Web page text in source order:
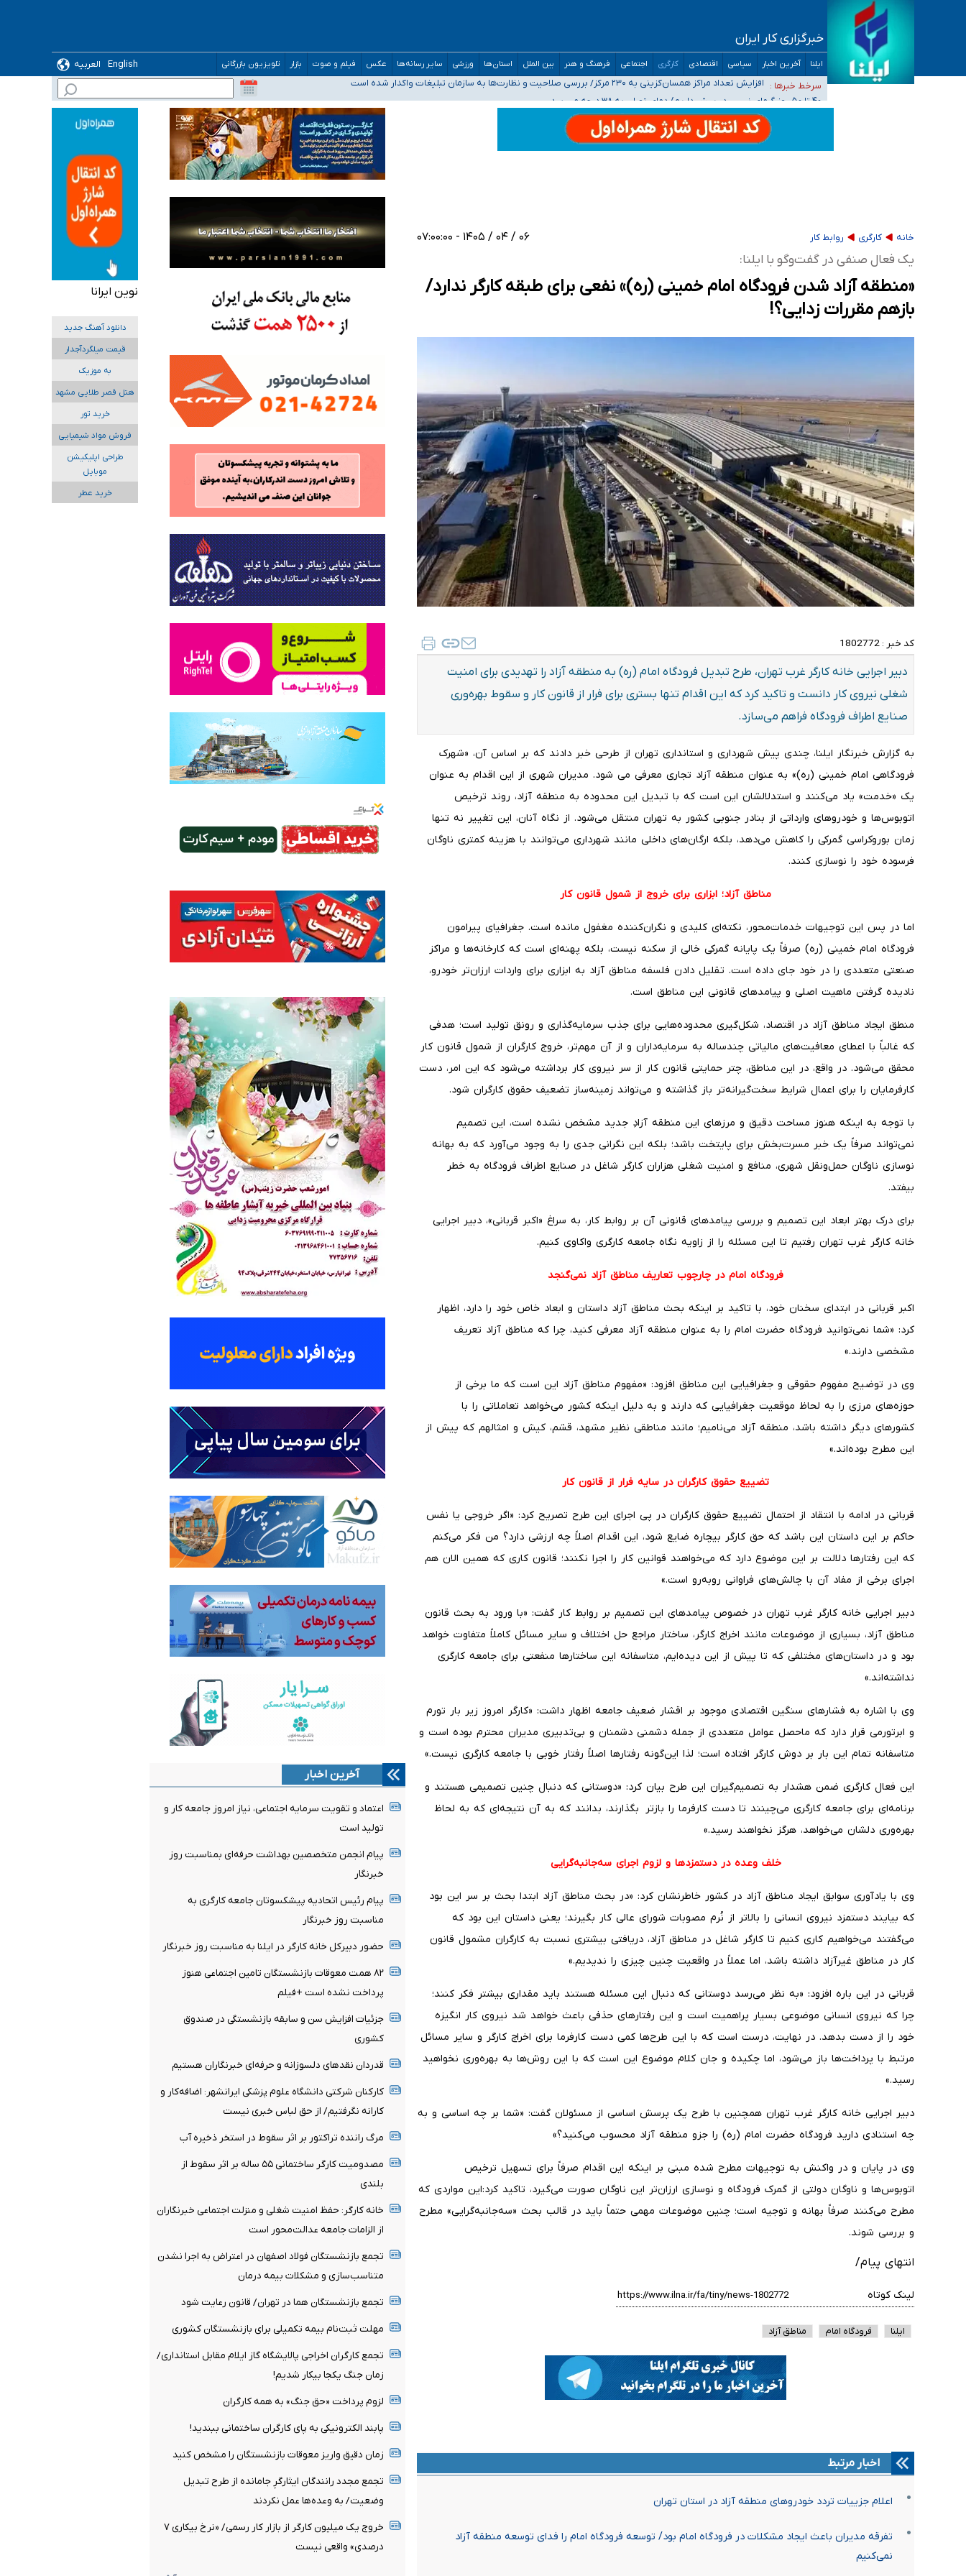
خبرگزاری کار ایران
ایلنا آخرین اخبار سیاسی اقتصادی کارگری اجتماعی فرهنگ و هنر بین الملل استان‌ها ورزشی سایر رسانه‌ها عکس فیلم و صوت بازار تلویزیون بازرگانی English
العربیه
سرخط خبرها :
ضرورت آموزش حریم خصوصی در فضای آنلاین در مدارس/ هزینه‌های سنگین اجتماعی انتشار تصاویر خصوصی برای قربانیان/ سوءاستفاده
مجرمان از ترس رسواییافزایش تعداد مراکز همسان‌گزینی به ۲۳۰ مرکز/ بررسی صلاحیت و نظارت‌ها به سازمان تبلیغات واگذار شده است
۴۰ تا ۵۰ روز گرمای نسبی در پیش داریم/ دمای تهران به ۳۸ درجه می‌رسد
موضع وزارت بهداشت درباره ظرفیت پزشکی کنکور ۱۴۰۵: خواستار اصلاح ظرفیت‌ها هستیم، اما هنوز پاسخ مشخصی نگرفته‌ایم
تعویق آزمون ورودی دکترای تخصصی فرماندهی صحنه عملیات و دکترای تخصصی جغرافیای نظامی دافوس آجا
خانه کارگری روابط کار ۰۶ / ۰۴ / ۱۴۰۵ - ۰۷:۰۰:۰۰
یک فعال صنفی در گفت‌وگو با ایلنا:
«منطقه آزاد شدن فرودگاه امام خمینی (ره)» نفعی برای طبقه کارگر ندارد/
بازهم مقررات زدایی؟!
کد خبر : 1802772
دبیر اجرایی خانه کارگر غرب تهران، طرح تبدیل فرودگاه امام (ره) به منطقه آزاد را تهدیدی برای امنیت
شغلی نیروی کار دانست و تاکید کرد که این اقدام تنها بستری برای فرار از قانون کار و سقوط بهره‌وری
صنایع اطراف فرودگاه فراهم می‌سازد.
به گزارش خبرنگار ایلنا، چندی پیش شهرداری و استانداری تهران از طرحی خبر دادند که بر اساس آن، «شهرک
فرودگاهی امام خمینی (ره)» به عنوان منطقه آزاد تجاری معرفی می شود. مدیران شهری از این اقدام به عنوان
یک «خدمت» یاد می‌کنند و استدلالشان این است که با تبدیل این محدوده به منطقه آزاد، روند ترخیص
اتوبوس‌ها و خودروهای وارداتی از بنادر جنوبی کشور به تهران منتقل می‌شود. از نگاه آنان، این تغییر نه تنها
زمان بوروکراسی گمرکی را کاهش می‌دهد، بلکه ارگان‌های داخلی مانند شهرداری می‌توانند با هزینه کمتری ناوگان
فرسوده خود را نوسازی کنند.
مناطق آزاد؛ ابزاری برای خروج از شمول قانون کار
اما در پس این توجیهات خدمات‌محور، نکته‌ای کلیدی و نگران‌کننده مغفول مانده است. جغرافیای پیرامون
فرودگاه امام خمینی (ره) صرفاً یک پایانه گمرکی خالی از سکنه نیست، بلکه پهنه‌ای است که کارخانه‌ها و مراکز
صنعتی متعددی را در خود جای داده است. تقلیل دادن فلسفه مناطق آزاد به ابزاری برای واردات ارزان‌تر خودرو،
نادیده گرفتن ماهیت اصلی و پیامدهای قانونی این مناطق است.
منطق ایجاد مناطق آزاد در اقتصاد، شکل‌گیری محدوده‌هایی برای جذب سرمایه‌گذاری و رونق تولید است؛ هدفی
که غالباً با اعطای معافیت‌های مالیاتی چندساله به سرمایه‌داران و از آن مهم‌تر، خروج کارگران از شمول قانون کار
محقق می‌شود. در واقع، در این مناطق، چتر حمایتی قانون کار از سر نیروی کار برداشته می‌شود که این امر، دست
کارفرمایان را برای اعمال شرایط سخت‌گیرانه‌تر باز گذاشته و می‌تواند زمینه‌ساز تضعیف حقوق کارگران شود.
با توجه به اینکه هنوز مساحت دقیق و مرزهای این منطقه آزادِ جدید مشخص نشده است، این تصمیم
نمی‌تواند صرفاً یک خبر مسرت‌بخش برای پایتخت باشد؛ بلکه این نگرانی جدی را به وجود می‌آورد که به بهانه
نوسازی ناوگان حمل‌ونقل شهری، منافع و امنیت شغلی هزاران کارگر شاغل در صنایع اطراف فرودگاه به خطر
بیفتد.
​برای درک بهتر ابعاد این تصمیم و بررسی پیامدهای قانونی آن بر روابط کار، به سراغ «اکبر قربانی»، دبیر اجرایی
خانه کارگر غرب تهران رفتیم تا این مسئله را از زاویه نگاه جامعه کارگری واکاوی کنیم.
فرودگاه امام در چارچوب تعاریف مناطق آزاد نمی‌گنجد
اکبر قربانی در ابتدای سخنان خود، با تاکید بر اینکه بحث مناطق آزاد داستان و ابعاد خاص خود را دارد، اظهار
کرد: «شما نمی‌توانید فرودگاه حضرت امام را به عنوان منطقه آزاد معرفی کنید، چرا که مناطق آزاد تعریف
مشخصی دارند.»
وی در توضیح مفهوم حقوقی و جغرافیایی این مناطق افزود: «مفهوم مناطق آزاد این است که ما برخی از
حوزه‌های مرزی را به لحاظ موقعیت جغرافیایی که دارند و به دلیل اینکه کشور می‌خواهد تعاملاتی را با
کشورهای دیگر داشته باشد، منطقه آزاد می‌نامیم؛ مانند مناطقی نظیر مشهد، قشم، کیش و امثالهم که پیش از
این مطرح بوده‌اند.»
تضییع حقوق کارگران در سایه فرار از قانون کار
قربانی در ادامه با انتقاد از احتمال تضییع حقوق کارگران در پی اجرای این طرح تصریح کرد: «اگر خروجی یا نفس
حاکم بر این داستان این باشد که حق کارگر بیچاره ضایع شود، این اقدام اصلاً چه ارزشی دارد؟ من فکر می‌کنم
که این رفتارها دلالت بر این موضوع دارد که می‌خواهند قوانین کار را اجرا نکنند؛ قانون کاری که همین الان هم
اجرای برخی از مفاد آن با چالش‌های فراوانی روبه‌رو است.»
دبیر اجرایی خانه کارگر غرب تهران در خصوص پیامدهای این تصمیم بر روابط کار گفت: «با ورود به بحث قانون
مناطق آزاد، بسیاری از موضوعات مانند اخراج کارگر، ساختار مراجع حل اختلاف و سایر مسائل کاملاً متفاوت خواهد
بود و در داستان‌های مختلفی که تا پیش از این دیده‌ایم، متاسفانه این ساختارها منفعتی برای جامعه کارگری
نداشته‌اند.»
وی با اشاره به فشارهای سنگین اقتصادی موجود بر اقشار ضعیف جامعه اظهار داشت: «کارگر امروز زیر بار تورم
و ابرتورمی قرار دارد که ماحصل عوامل متعددی از جمله دشمنی دشمنان و بی‌تدبیری مدیران محترم بوده است و
متاسفانه تمام این بار بر دوش کارگر افتاده است؛ لذا این‌گونه رفتارها اصلاً رفتار خوبی با جامعه کارگری نیست.»
این فعال کارگری ضمن هشدار به تصمیم‌گیران این طرح بیان کرد: «دوستانی که دنبال چنین تصمیمی هستند و
برنامه‌ای برای جامعه کارگری می‌چینند تا دست کارفرما را بازتر بگذارند، بدانند که به آن نتیجه‌ای که به لحاظ
بهره‌وری دلشان می‌خواهد، هرگز نخواهند رسید.»
خلف وعده در دستمزدها و لزوم اجرای سه‌جانبه‌گرایی
وی با یادآوری سوابق ایجاد مناطق آزاد در کشور خاطرنشان کرد: «در بحث مناطق آزاد ابتدا بحث بر سر این بود
که بیایند دستمزد نیروی انسانی را بالاتر از نُرم مصوبات شورای عالی کار بگیرند؛ یعنی داستان این بود که
می‌گفتند می‌خواهیم کاری کنیم تا کارگر شاغل در مناطق آزاد، دریافتی بیشتری نسبت به کارگران مشمول قانون
کار در مناطق غیرآزاد داشته باشد، اما عملاً در واقعیت چنین چیزی را ندیدیم.»
قربانی در این باره افزود: «به نظر می‌رسد دوستانی که دنبال این مسئله هستند باید مقداری بیشتر فکر کنند؛
چرا که نیروی انسانی موضوعی بسیار پراهمیت است و این رفتارهای حذفی باعث خواهد شد نیروی کار انگیزه
خود را از دست بدهد. در نهایت، درست است که با این طرح‌ها کمی دست کارفرما برای اخراج کارگر و سایر مسائل
مرتبط با پرداخت‌ها باز می‌شود، اما چکیده و جان کلام موضوع این است که با این روش‌ها به بهره‌وری نخواهید
رسید.»
دبیر اجرایی خانه کارگر غرب تهران همچنین با طرح یک پرسش اساسی از مسئولان گفت: «شما بر چه اساسی و به
چه استنادی دارید فرودگاه حضرت امام (ره) را جزو منطقه آزاد محسوب می‌کنید؟»
وی در پایان و در واکنش به توجیهات مطرح شده مبنی بر اینکه این اقدام صرفاً برای تسهیل ترخیص
اتوبوس‌ها و ناوگان دولتی از گمرک فرودگاه و نوسازی ارزان‌تر این ناوگان صورت می‌گیرد، تاکید کرد:این مواردی که
مطرح می‌کنند صرفاً بهانه و توجیه است؛ چنین موضوعات مهمی حتماً باید در قالب بحث «سه‌جانبه‌گرایی» مطرح
و بررسی شوند.
انتهای پیام/
لینک کوتاه
ایلنا فرودگاه امام مناطق آزاد
اخبار مرتبط
اعلام جزییات تردد خودروهای منطقه آزاد در استان تهران
تفرقه مدیران باعث ایجاد مشکلات در فرودگاه امام بود/ توسعه فرودگاه امام را فدای توسعه منطقه آزاد
نمی‌کنیم
آخرین اخبار
اعتماد و تقویت سرمایه اجتماعی، نیاز امروز جامعه کار و
تولید است
پیام انجمن متخصصین بهداشت حرفه‌ای بمناسبت روز
خبرنگار
پیام رئیس اتحادیه پیشکسوتان جامعه کارگری به
مناسبت روز خبرنگار
حضور دبیرکل خانه کارگر در ایلنا به مناسبت روز خبرنگار
۸۲ همت معوقات بازنشستگان تامین اجتماعی هنوز
پرداخت نشده است +فیلم
جزئیات افزایش سن و سابقه بازنشستگی در صندوق
کشوری
قدردان نقدهای دلسوزانه و حرفه‌ای خبرنگاران هستیم
کارکنان شرکتی دانشگاه علوم پزشکی ایرانشهر: اضافه‌کار و
کارانه نگرفتیم/ از حق لباس خبری نیست
مرگ راننده تراکتور بر اثر سقوط در استخر ذخیره آب
مصدومیت کارگر ساختمانی ۵۵ ساله بر اثر سقوط از
بلندی
خانه کارگر: حفظ امنیت شغلی و منزلت اجتماعی خبرنگاران
از الزامات جامعه عدالت‌محور است
تجمع بازنشستگان فولاد اصفهان در اعتراض به اجرا نشدن
متناسب‌سازی و مشکلات بیمه درمان
تجمع بازنشستگان هما در تهران/ قانون رعایت شود
مهلت ثبت‌نام بیمه تکمیلی برای بازنشستگان کشوری
تجمع کارگران اخراجی پالایشگاه گاز ایلام مقابل استانداری/
زمان جنگ یکجا بیکار شدیم!
لزوم پرداخت «حق جنگ» به همه کارگران
پابند الکترونیکی به پای کارگران ساختمانی ببندید!
زمان دقیق واریز معوقات بازنشستگان را مشخص کنید
تجمع مجدد رانندگان ایثارگرِ جامانده از طرح تبدیل
وضعیت/ به وعده‌ها عمل نکردند
خروج یک میلیون کارگر از بازار کار رسمی/ «نرخ بیکاری ۷
درصدی» واقعی نیست
نوین ایرانا
دانلود آهنگ جدید
قیمت میلگردآجدار
به موزیک
هتل قصر طلایی مشهد
خرید تور
فروش مواد شیمیایی
طراحی اپلیکیشن
موبایل
خرید عطر